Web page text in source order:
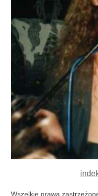
Wszelkie prawa